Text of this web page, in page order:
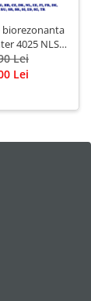
biorezonanta
4025 NLS,
si terapie
Lei
Lei